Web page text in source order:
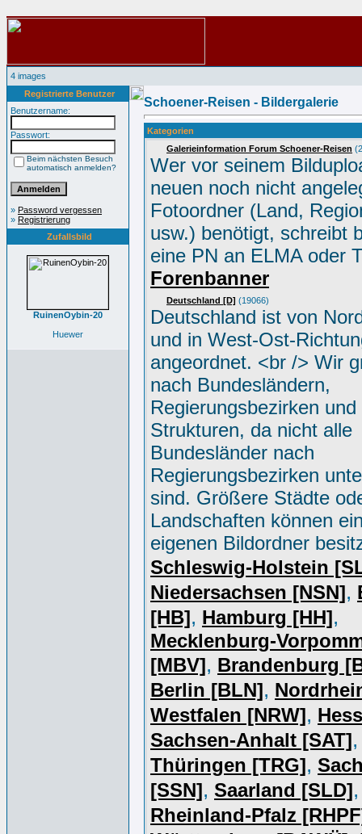
4 images
Registrierte Benutzer
Benutzername:
Passwort:
Beim nächsten Besuch
automatisch anmelden?
» Password vergessen
» Registrierung
Zufallsbild
RuinenOybin-20
Huewer
Schoener-Reisen - Bildergalerie
Kategorien
Galerieinformation Forum Schoener-Reisen
Wer vor seinem
neuen noch nicht
Fotoordner (Land,
usw.) benötigt, schreibt
eine PN an ELMA oder
Forenbanner
Deutschland [D] (19066)
Deutschland ist von
und in West-Ost-
angeordnet. <br /> Wir
nach Bundesländern,
Regierungsbezirken
Strukturen, da nicht alle
Bundesländer nach
Regierungsbezirken
sind. Größere Städte
Landschaften können
eigenen Bildordner
Schleswig-Holstein
Niedersachsen [NSN],
[HB], Hamburg [HH],
Mecklenburg-
[MBV], Brandenburg
Berlin [BLN],
Westfalen [NRW],
Sachsen-Anhalt [SAT],
Thüringen [TRG],
[SSN], Saarland [SLD],
Rheinland-Pfalz